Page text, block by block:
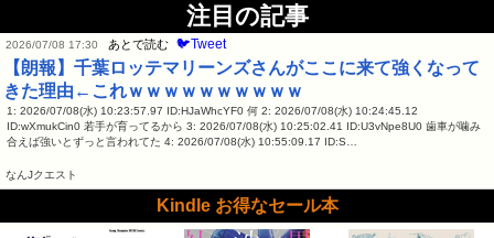
注目の記事
2026/07/08 17:30 あとで読む 🐦Tweet
【朗報】千葉ロッテマリーンズさんがここに来て強くなって
きた理由←これｗｗｗｗｗｗｗｗｗｗ
1: 2026/07/08(水) 10:23:57.97 ID:HJaWhcYF0 何 2: 2026/07/08(水) 10:24:45.12
ID:wXmukCin0 若手が育ってるから 3: 2026/07/08(水) 10:25:02.41 ID:U3vNpe8U0 歯車が噛み
合えば強いとずっと言われてた 4: 2026/07/08(水) 10:55:09.17 ID:S…
なんJクエスト
Kindle お得なセール本